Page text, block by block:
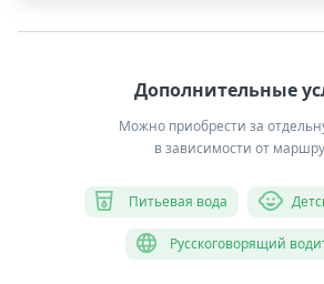
Дополнительные
Можно приобрести за
в зависимости от
Питьевая вода
Русскоговорящий